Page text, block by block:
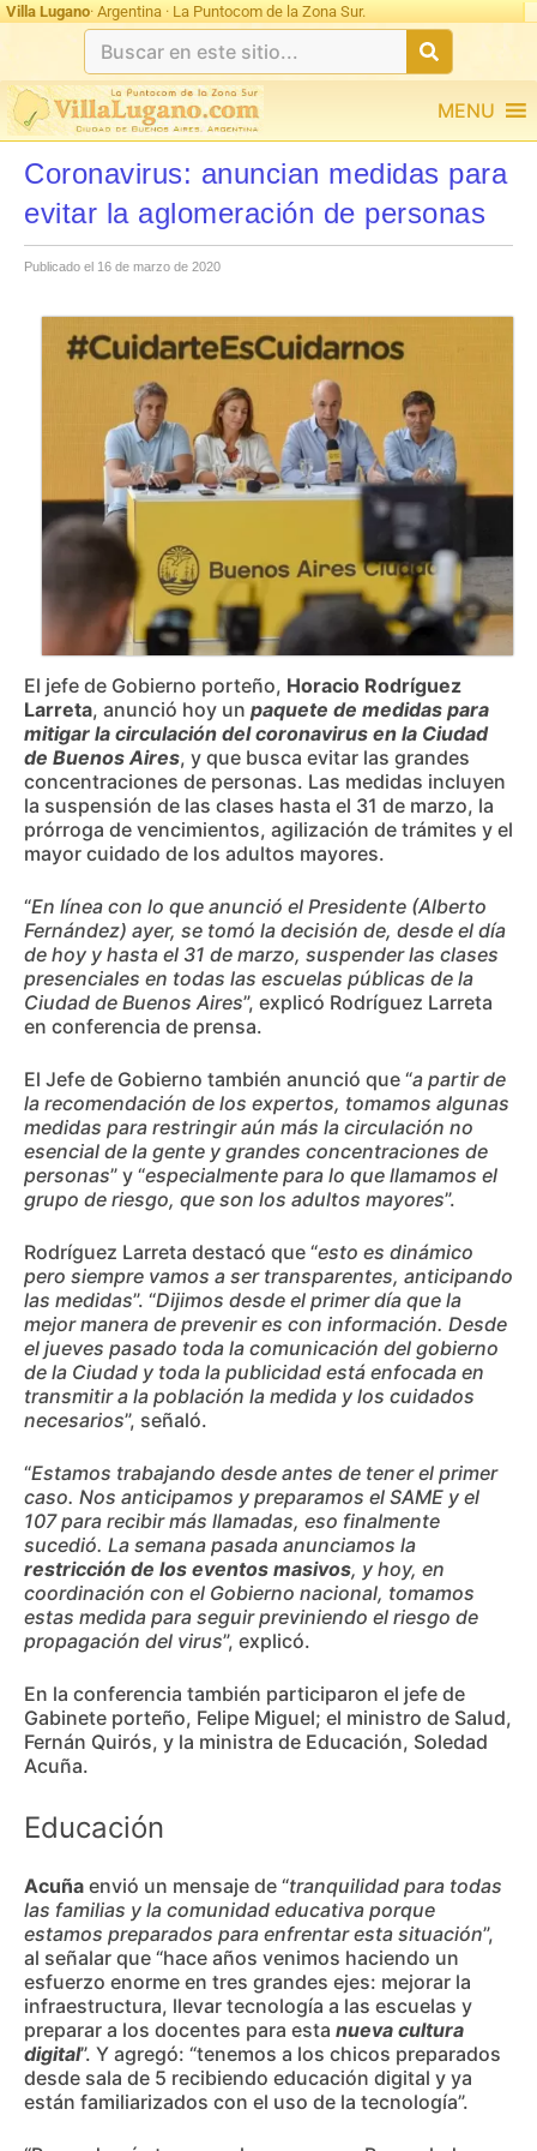
Villa Lugano· Argentina · La Puntocom de la Zona Sur.
MENU
Coronavirus: anuncian medidas para
evitar la aglomeración de personas
Publicado el 16 de marzo de 2020
El jefe de Gobierno porteño, Horacio Rodríguez
Larreta, anunció hoy un paquete de medidas para
mitigar la circulación del coronavirus en la Ciudad
de Buenos Aires, y que busca evitar las grandes
concentraciones de personas. Las medidas incluyen
la suspensión de las clases hasta el 31 de marzo, la
prórroga de vencimientos, agilización de trámites y el
mayor cuidado de los adultos mayores.
“En línea con lo que anunció el Presidente (Alberto
Fernández) ayer, se tomó la decisión de, desde el día
de hoy y hasta el 31 de marzo, suspender las clases
presenciales en todas las escuelas públicas de la
Ciudad de Buenos Aires”, explicó Rodríguez Larreta
en conferencia de prensa.
El Jefe de Gobierno también anunció que “a partir de
la recomendación de los expertos, tomamos algunas
medidas para restringir aún más la circulación no
esencial de la gente y grandes concentraciones de
personas” y “especialmente para lo que llamamos el
grupo de riesgo, que son los adultos mayores”.
Rodríguez Larreta destacó que “esto es dinámico
pero siempre vamos a ser transparentes, anticipando
las medidas”. “Dijimos desde el primer día que la
mejor manera de prevenir es con información. Desde
el jueves pasado toda la comunicación del gobierno
de la Ciudad y toda la publicidad está enfocada en
transmitir a la población la medida y los cuidados
necesarios”, señaló.
“Estamos trabajando desde antes de tener el primer
caso. Nos anticipamos y preparamos el SAME y el
107 para recibir más llamadas, eso finalmente
sucedió. La semana pasada anunciamos la
restricción de los eventos masivos, y hoy, en
coordinación con el Gobierno nacional, tomamos
estas medida para seguir previniendo el riesgo de
propagación del virus”, explicó.
En la conferencia también participaron el jefe de
Gabinete porteño, Felipe Miguel; el ministro de Salud,
Fernán Quirós, y la ministra de Educación, Soledad
Acuña.
Educación
Acuña envió un mensaje de “tranquilidad para todas
las familias y la comunidad educativa porque
estamos preparados para enfrentar esta situación”,
al señalar que “hace años venimos haciendo un
esfuerzo enorme en tres grandes ejes: mejorar la
infraestructura, llevar tecnología a las escuelas y
preparar a los docentes para esta nueva cultura
digital”. Y agregó: “tenemos a los chicos preparados
desde sala de 5 recibiendo educación digital y ya
están familiarizados con el uso de la tecnología”.